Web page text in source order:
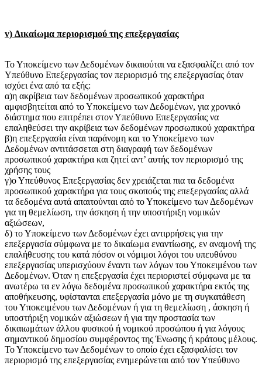
v) Δικαίωμα περιορισμού της επεξεργασίας
Το Υποκείμενο των Δεδομένων δικαιούται να εξασφαλίζει από τον
Υπεύθυνο Επεξεργασίας τον περιορισμό της επεξεργασίας όταν
ισχύει ένα από τα εξής:
α)η ακρίβεια των δεδομένων προσωπικού χαρακτήρα
αμφισβητείται από το Υποκείμενο των Δεδομένων, για χρονικό
διάστημα που επιτρέπει στον Υπεύθυνο Επεξεργασίας να
επαληθεύσει την ακρίβεια των δεδομένων προσωπικού χαρακτήρα
β)η επεξεργασία είναι παράνομη και το Υποκείμενο των
Δεδομένων αντιτάσσεται στη διαγραφή των δεδομένων
προσωπικού χαρακτήρα και ζητεί αντ’ αυτής τον περιορισμό της
χρήσης τους
γ)ο Υπεύθυνος Επεξεργασίας δεν χρειάζεται πια τα δεδομένα
προσωπικού χαρακτήρα για τους σκοπούς της επεξεργασίας αλλά
τα δεδομένα αυτά απαιτούνται από το Υποκείμενο των Δεδομένων
για τη θεμελίωση, την άσκηση ή την υποστήριξη νομικών
αξιώσεων,
δ) το Υποκείμενο των Δεδομένων έχει αντιρρήσεις για την
επεξεργασία σύμφωνα με το δικαίωμα εναντίωσης, εν αναμονή της
επαλήθευσης του κατά πόσον οι νόμιμοι λόγοι του υπευθύνου
επεξεργασίας υπερισχύουν έναντι των λόγων του Υποκειμένου των
Δεδομένων. Όταν η επεξεργασία έχει περιοριστεί σύμφωνα με τα
ανωτέρω τα εν λόγω δεδομένα προσωπικού χαρακτήρα εκτός της
αποθήκευσης, υφίστανται επεξεργασία μόνο με τη συγκατάθεση
του Υποκειμένου των Δεδομένων ή για τη θεμελίωση , άσκηση ή
υποστήριξη νομικών αξιώσεων ή για την προστασία των
δικαιωμάτων άλλου φυσικού ή νομικού προσώπου ή για λόγους
σημαντικού δημοσίου συμφέροντος της Ένωσης ή κράτους μέλους.
Το Υποκείμενο των Δεδομένων το οποίο έχει εξασφαλίσει τον
περιορισμό της επεξεργασίας ενημερώνεται από τον Υπεύθυνο